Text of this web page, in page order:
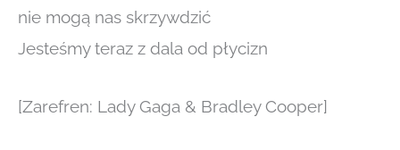
nie mogą nas skrzywdzić
Jesteśmy teraz z dala od płycizn
[Zarefren: Lady Gaga & Bradley Cooper]